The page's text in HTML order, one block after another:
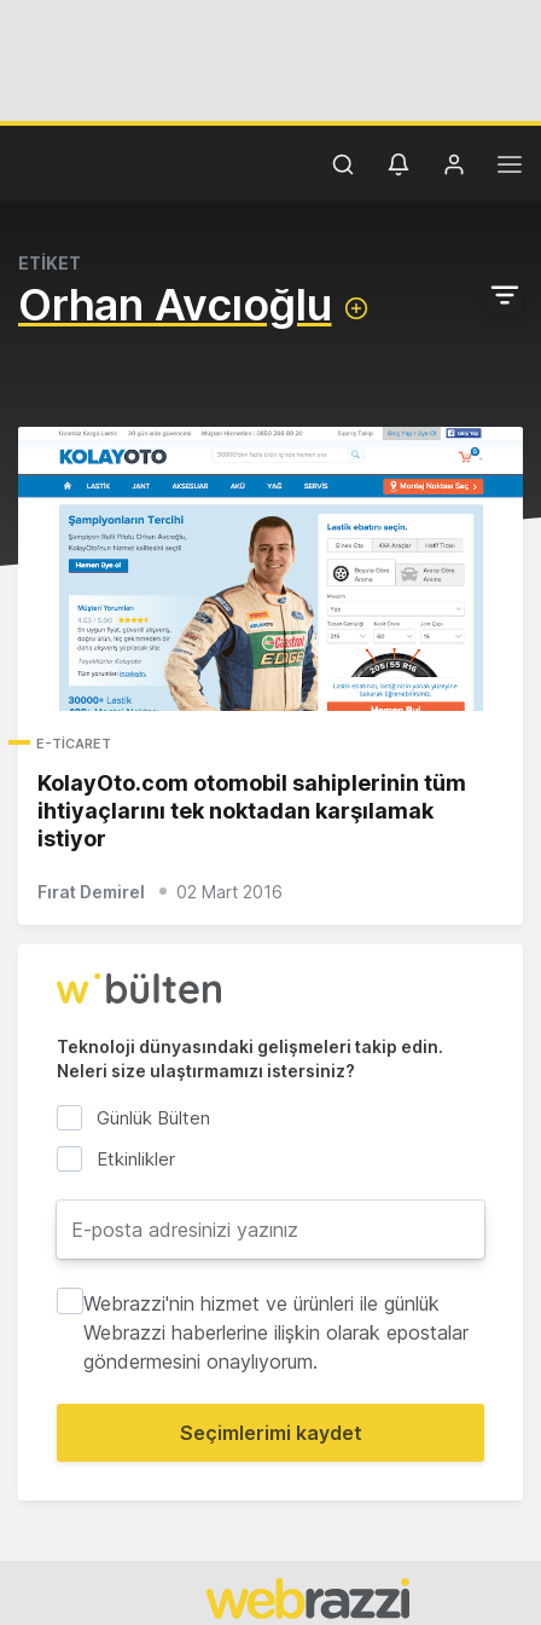
ETİKET
Orhan Avcıoğlu
E-TICARET
KolayOto.com otomobil sahiplerinin tüm
ihtiyaçlarını tek noktadan karşılamak
istiyor
Fırat Demirel 02 Mart 2016
Teknoloji dünyasındaki gelişmeleri takip edin.
Neleri size ulaştırmamızı istersiniz?
Günlük Bülten
Etkinlikler
Webrazzi'nin hizmet ve ürünleri ile günlük
Webrazzi haberlerine ilişkin olarak epostalar
göndermesini onaylıyorum.
Seçimlerimi kaydet